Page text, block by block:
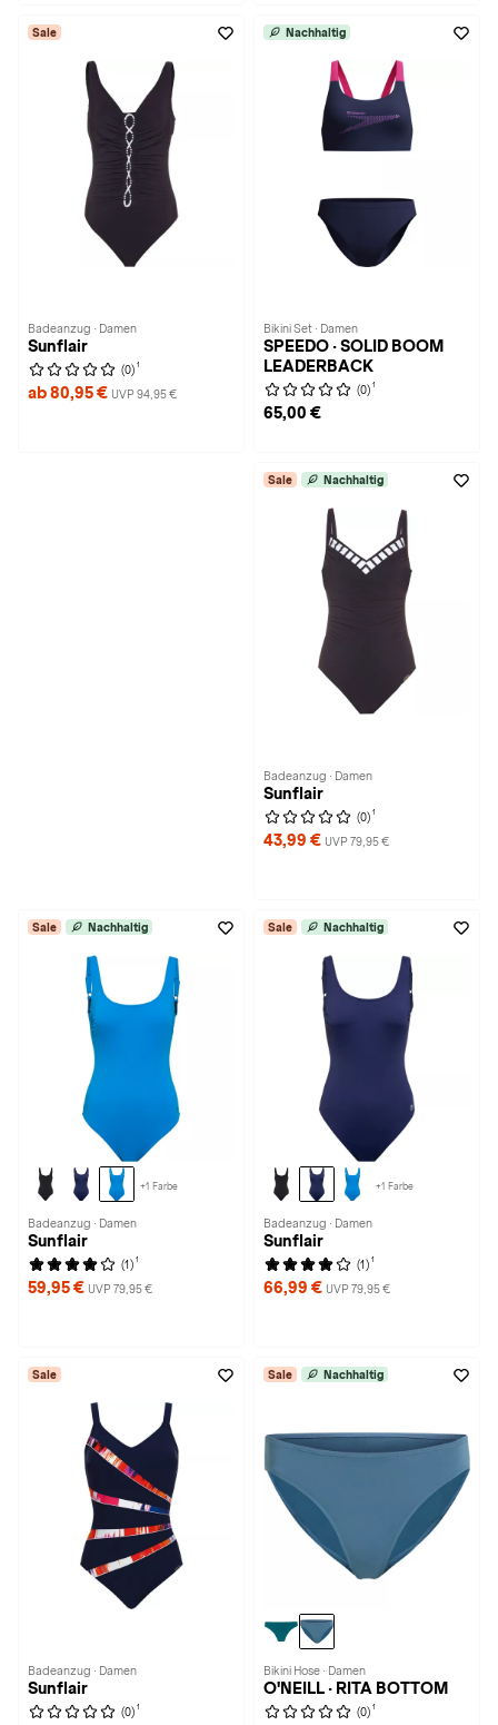
Sale
Badeanzug · Damen
Sunflair
(0) 1
ab 80,95 € UVP 94,95 €
Nachhaltig
Bikini Set · Damen
SPEEDO · SOLID BOOM
LEADERBACK
(0) 1
65,00 €
Sale Nachhaltig
Badeanzug · Damen
Sunflair
(0) 1
43,99 € UVP 79,95 €
Sale Nachhaltig
+1 Farbe
Badeanzug · Damen
Sunflair
(1) 1
59,95 € UVP 79,95 €
Sale Nachhaltig
+1 Farbe
Badeanzug · Damen
Sunflair
(1) 1
66,99 € UVP 79,95 €
Sale
Badeanzug · Damen
Sunflair
(0) 1
Sale Nachhaltig
Bikini Hose · Damen
O'NEILL · RITA BOTTOM
(0) 1